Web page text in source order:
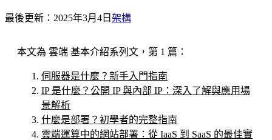
最後更新： 2025年3月4日 架構
本文為 雲端 基本介紹系列文，第 1 篇：
伺服器是什麼？新手入門指南
IP 是什麼？公開 IP 與內部 IP：深入了解與應用場
景解析
什麼是部署？初學者的完整指南
雲端運算中的網站部署：從 IaaS 到 SaaS 的最佳實